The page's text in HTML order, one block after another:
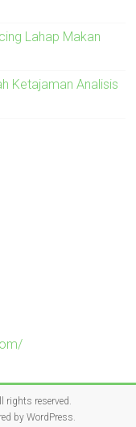
Lahap Makan
Ketajaman Analisis
rights reserved.
by WordPress